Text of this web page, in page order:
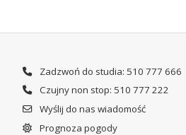
Zadzwoń do studia: 510 777 666
Czujny non stop: 510 777 222
Wyślij do nas wiadomość
Prognoza pogody